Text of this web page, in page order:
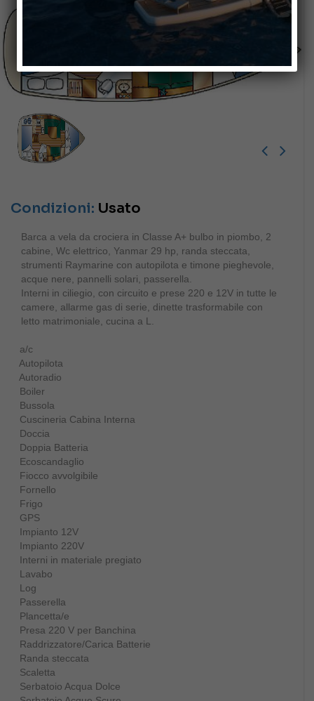
Condizioni: Usato
Barca a vela da crociera in Classe A+ bulbo in piombo, 2
cabine, Wc elettrico, Yanmar 29 hp, randa steccata,
strumenti Raymarine con autopilota e timone pieghevole,
acque nere, pannelli solari, passerella.
Interni in ciliegio, con circuito e prese 220 e 12V in tutte le
camere, allarme gas di serie, dinette trasformabile con
letto matrimoniale, cucina a L.
a/c
Autopilota
Autoradio
Boiler
Bussola
Cuscineria Cabina Interna
Doccia
Doppia Batteria
Ecoscandaglio
Fiocco avvolgibile
Fornello
Frigo
GPS
Impianto 12V
Impianto 220V
Interni in materiale pregiato
Lavabo
Log
Passerella
Plancetta/e
Presa 220 V per Banchina
Raddrizzatore/Carica Batterie
Randa steccata
Scaletta
Serbatoio Acqua Dolce